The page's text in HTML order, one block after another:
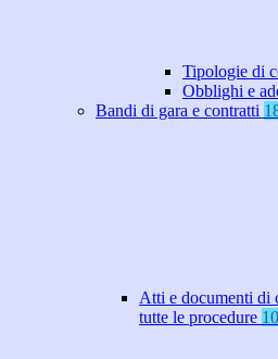
Tipologie di
Obblighi e
Bandi di gara e contratti
Atti e documenti di
tutte le procedure 10